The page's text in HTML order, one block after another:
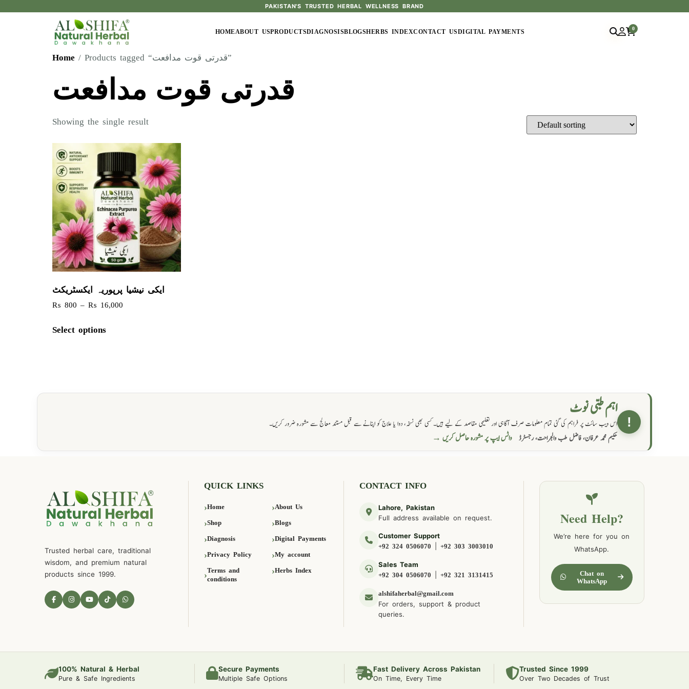
PAKISTAN'S TRUSTED HERBAL WELLNESS BRAND
HOMEABOUT USPRODUCTSDIAGNOSISBLOGSHERBS INDEXCONTACT USDIGITAL PAYMENTS
0
Home / Products tagged “قدرتی قوت مدافعت”
قدرتی قوت مدافعت
Showing the single result
ایکی نیشیا پرپوریہ ایکسٹریکٹ
₨ 800 – ₨ 16,000
Select options
!
اہم طبی نوٹ
اس ویب سائٹ پر فراہم کی گئی تمام معلومات صرف آگاہی اور تعلیمی مقاصد کے لیے ہیں۔ کسی بھی نسخہ، دوا یا علاج کو اپنانے سے قبل مستند معالج سے مشورہ ضرور کریں۔
حکیم محمد عرفان، فاضل طب والجراحت، رجسٹرڈ واٹس ایپ پر مشورہ حاصل کریں →
Trusted herbal care, traditional
wisdom, and premium natural
products since 1999.
QUICK LINKS
Home About Us
Shop Blogs
Diagnosis Digital Payments
Privacy Policy My account
Terms and
conditions
Herbs Index
CONTACT INFO
Lahore, Pakistan
Full address available on request.
Customer Support
+92 324 0506070 |+92 303 3003010
Sales Team
+92 304 0506070 |+92 321 3131415
alshifaherbal@gmail.com
For orders, support & product
queries.
Need Help?
We’re here for you on
WhatsApp.
Chat on
WhatsApp
100% Natural & Herbal
Pure & Safe Ingredients
Secure Payments
Multiple Safe Options
Fast Delivery Across Pakistan
On Time, Every Time
Trusted Since 1999
Over Two Decades of Trust